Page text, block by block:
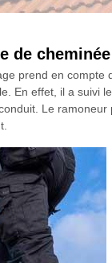
de
prend en
En effet, il a
Le